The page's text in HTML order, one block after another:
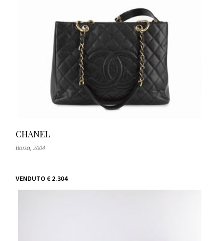
CHANEL
Borsa, 2004
VENDUTO € 2.304